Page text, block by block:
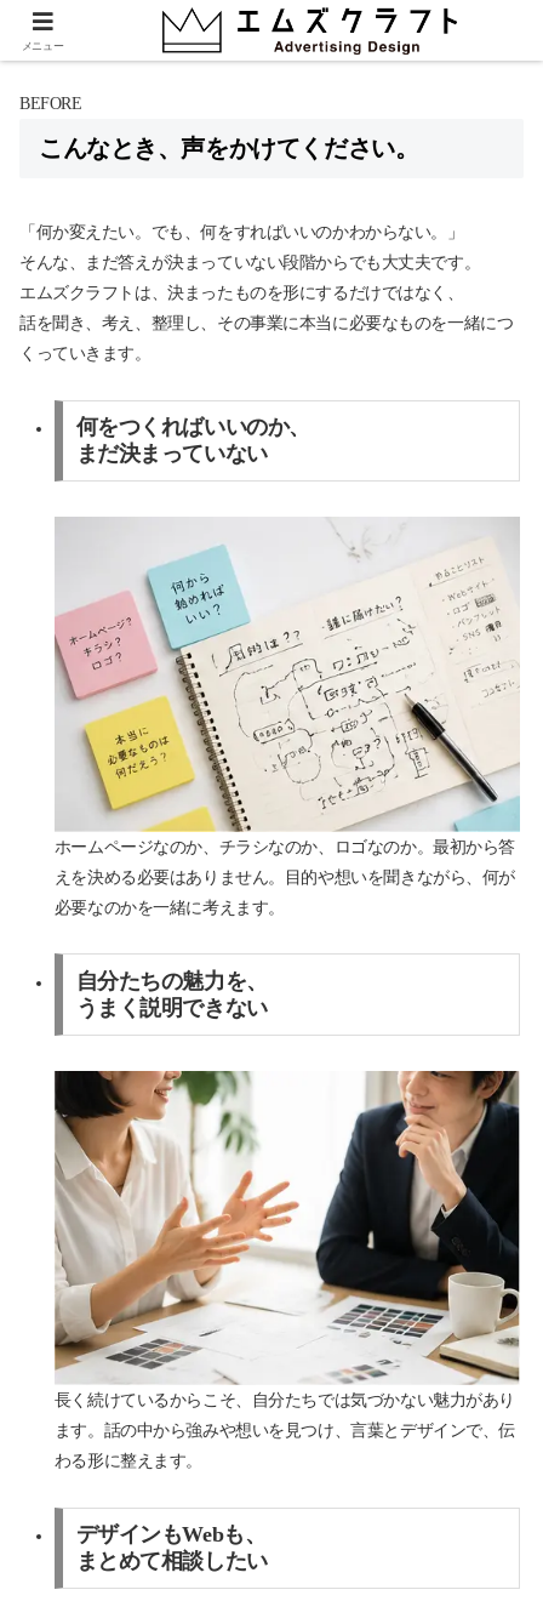
パーツ: お悩み
BEFORE
こんなとき、声をかけてください。
「何か変えたい。でも、何をすればいいのかわからない。」
そんな、まだ答えが決まっていない段階からでも大丈夫です。
エムズクラフトは、決まったものを形にするだけではなく、
話を聞き、考え、整理し、その事業に本当に必要なものを一緒につ
くっていきます。
何をつくればいいのか、
まだ決まっていない
ホームページなのか、チラシなのか、ロゴなのか。最初から答
えを決める必要はありません。目的や想いを聞きながら、何が
必要なのかを一緒に考えます。
自分たちの魅力を、
うまく説明できない
長く続けているからこそ、自分たちでは気づかない魅力があり
ます。話の中から強みや想いを見つけ、言葉とデザインで、伝
わる形に整えます。
デザインもWebも、
まとめて相談したい
メニュー